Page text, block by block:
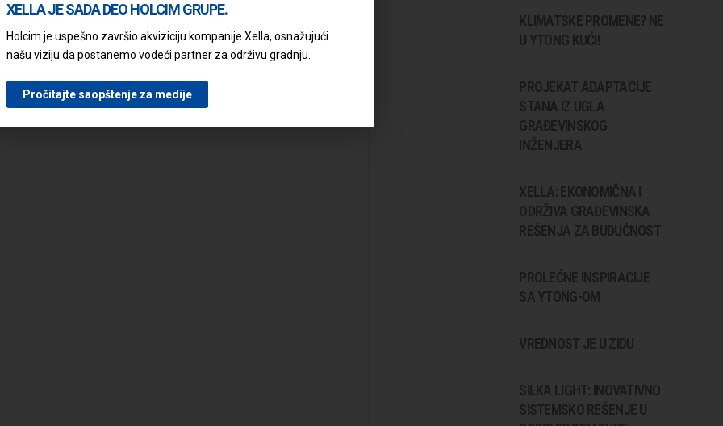
KLIMATSKE PROMENE? NE
U YTONG KUĆI!
PROJEKAT ADAPTACIJE
STANA IZ UGLA
GRAĐEVINSKOG
INŽENJERA
XELLA: EKONOMIČNA I
ODRŽIVA GRAĐEVINSKA
REŠENJA ZA BUDUĆNOST
PROLEĆNE INSPIRACIJE
SA YTONG-OM
VREDNOST JE U ZIDU
SILKA LIGHT: INOVATIVNO
SISTEMSKO REŠENJE U
XELLA JE SADA DEO HOLCIM GRUPE.
Holcim je uspešno završio akviziciju kompanije Xella, osnažujući
našu viziju da postanemo vodeći partner za održivu gradnju.
Pročitajte saopštenje za medije